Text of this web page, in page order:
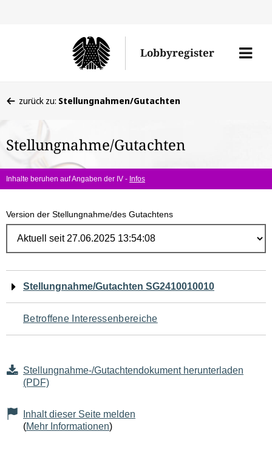
Lobbyregister
Menü
befinden
hier:
zurück zu: Stellungnahmen/Gutachten
Stellungnahme/Gutachten
Inhalte beruhen auf Angaben der IV - Infos
Version der Stellungnahme/des Gutachtens
Navigation
für
den
Seiteninhalt
Stellungnahme/Gutachten SG2410010010
Betroffene Interessenbereiche
Stellungnahme-/Gutachtendokument herunterladen
(PDF)
Inhalt dieser Seite melden
(Mehr Informationen)